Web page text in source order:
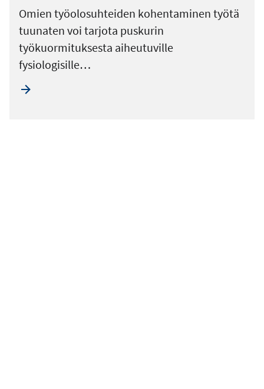
Omien työolosuhteiden kohentaminen työtä
tuunaten voi tarjota puskurin
työkuormituksesta aiheutuville
fysiologisille…